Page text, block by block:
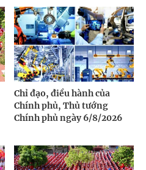
Chỉ đạo, điều hành của
Chính phủ, Thủ tướng
Chính phủ ngày 6/8/2026